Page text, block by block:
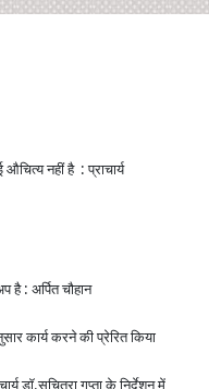
नहीं है : प्राचार्य
: अर्पित चौहान
कार्य करने की प्रेरित किया
डॉ.सुचित्रा गुप्ता के निर्देशन में